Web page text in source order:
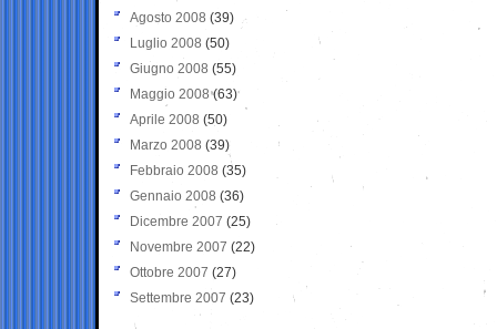
Agosto 2008 (39)
Luglio 2008 (50)
Giugno 2008 (55)
Maggio 2008(63)
Aprile 2008 (50)
Marzo 2008 (39)
Febbraio 2008 (35)
Gennaio 2008 (36)
Dicembre 2007 (25)
Novembre 2007 (22)
Ottobre 2007 (27)
Settembre 2007 (23)